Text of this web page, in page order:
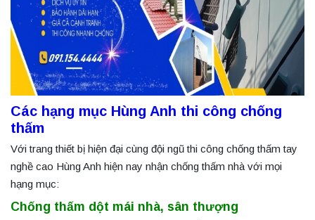
Các hạng mục Hùng Anh thi công chống
thấm
Với trang thiết bị hiện đại cùng đội ngũ thi công chống thấm tay
nghề cao Hùng Anh hiện nay nhận chống thấm nhà với mọi
hạng mục:
Chống thấm dột mái nhà, sân thượng